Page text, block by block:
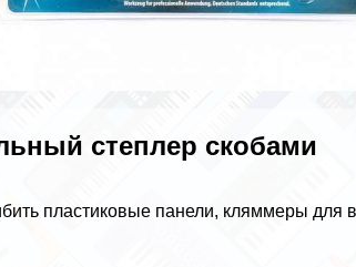
степлер скобами
пластиковые панели, кляммеры для